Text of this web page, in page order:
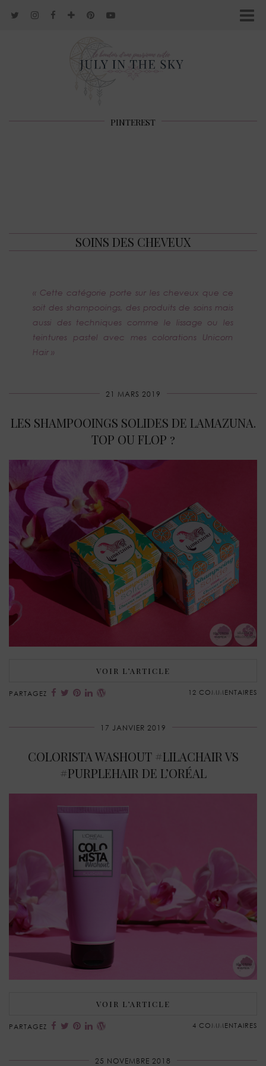
PINTEREST
SOINS DES CHEVEUX
« Cette catégorie porte sur les cheveux que ce
soit des shampooings, des produits de soins mais
aussi des techniques comme le lissage ou les
teintures pastel avec mes colorations Unicorn
Hair »
21 MARS 2019
LES SHAMPOOINGS SOLIDES DE LAMAZUNA.
TOP OU FLOP ?
VOIR L’ARTICLE
PARTAGEZ 12 COMMENTAIRES
17 JANVIER 2019
COLORISTA WASHOUT #LILACHAIR VS
#PURPLEHAIR DE L’ORÉAL
VOIR L’ARTICLE
PARTAGEZ 4 COMMENTAIRES
25 NOVEMBRE 2018